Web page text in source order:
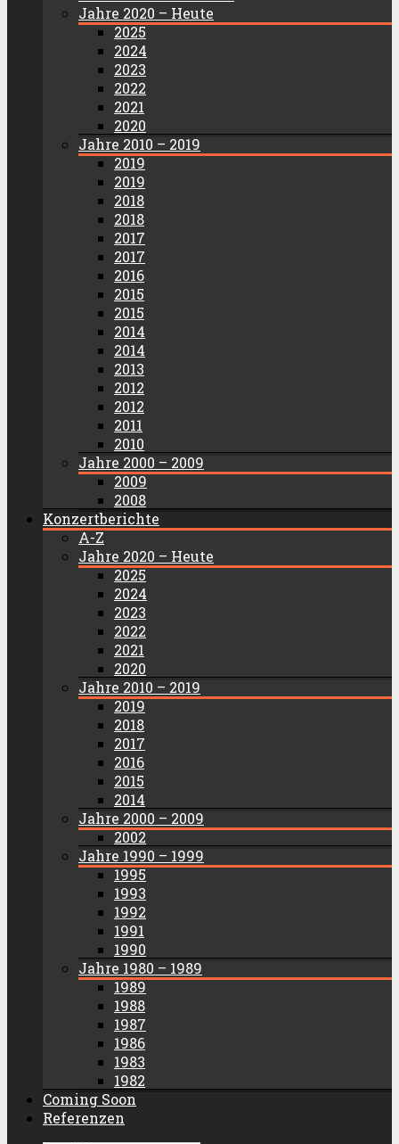
Jahre 2020 – Heute
2025
2024
2023
2022
2021
2020
Jahre 2010 – 2019
2019
2019
2018
2018
2017
2017
2016
2015
2015
2014
2014
2013
2012
2012
2011
2010
Jahre 2000 – 2009
2009
2008
Konzertberichte
A-Z
Jahre 2020 – Heute
2025
2024
2023
2022
2021
2020
Jahre 2010 – 2019
2019
2018
2017
2016
2015
2014
Jahre 2000 – 2009
2002
Jahre 1990 – 1999
1995
1993
1992
1991
1990
Jahre 1980 – 1989
1989
1988
1987
1986
1983
1982
Coming Soon
Referenzen